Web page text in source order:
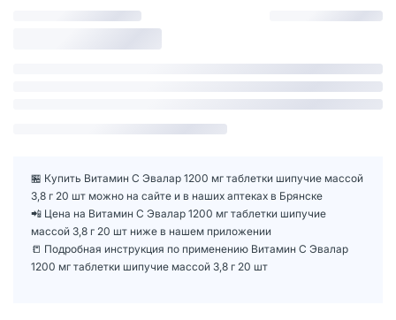
🏪 Купить Витамин С Эвалар 1200 мг таблетки шипучие массой
3,8 г 20 шт можно на сайте и в наших аптеках в Брянске
📲 Цена на Витамин С Эвалар 1200 мг таблетки шипучие
массой 3,8 г 20 шт ниже в нашем приложении
📒 Подробная инструкция по применению Витамин С Эвалар
1200 мг таблетки шипучие массой 3,8 г 20 шт